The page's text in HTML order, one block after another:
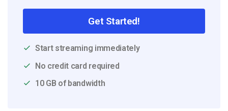
Get Started!
Start streaming immediately
No credit card required
10 GB of bandwidth